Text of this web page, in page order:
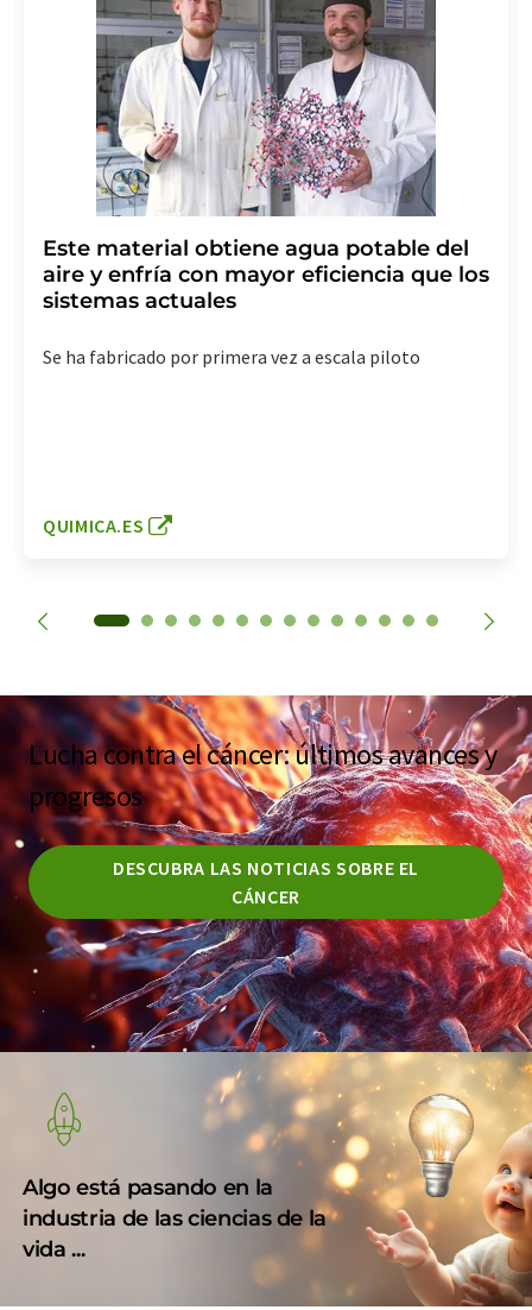
Este material obtiene agua potable del
aire y enfría con mayor eficiencia que los
sistemas actuales
Se ha fabricado por primera vez a escala piloto
QUIMICA.ES
Lucha contra el cáncer: últimos avances y
progresos
DESCUBRA LAS NOTICIAS SOBRE EL
CÁNCER
Algo está pasando en la
industria de las ciencias de la
vida ...